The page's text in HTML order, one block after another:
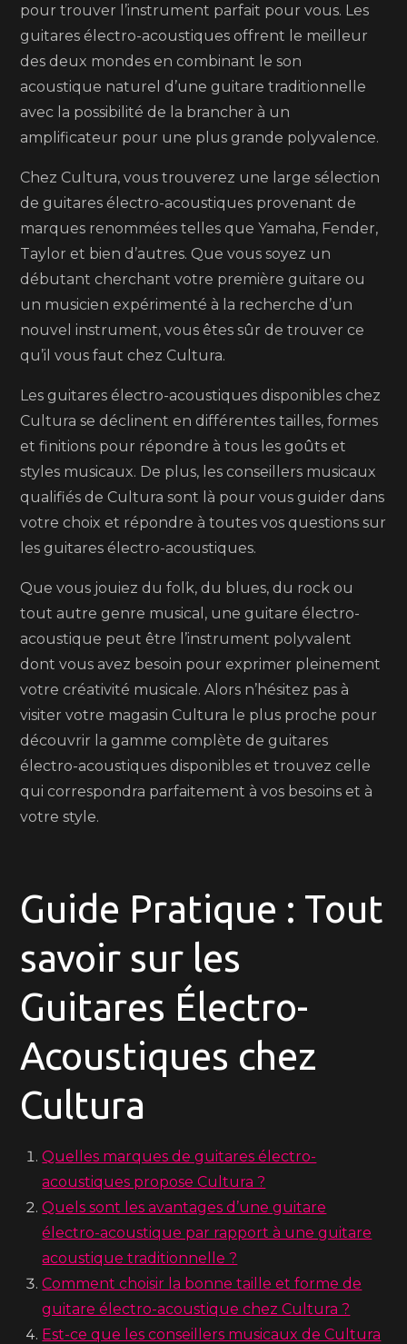
pour trouver l’instrument parfait pour vous. Les
guitares électro-acoustiques offrent le meilleur
des deux mondes en combinant le son
acoustique naturel d’une guitare traditionnelle
avec la possibilité de la brancher à un
amplificateur pour une plus grande polyvalence.
Chez Cultura, vous trouverez une large sélection
de guitares électro-acoustiques provenant de
marques renommées telles que Yamaha, Fender,
Taylor et bien d’autres. Que vous soyez un
débutant cherchant votre première guitare ou
un musicien expérimenté à la recherche d’un
nouvel instrument, vous êtes sûr de trouver ce
qu’il vous faut chez Cultura.
Les guitares électro-acoustiques disponibles chez
Cultura se déclinent en différentes tailles, formes
et finitions pour répondre à tous les goûts et
styles musicaux. De plus, les conseillers musicaux
qualifiés de Cultura sont là pour vous guider dans
votre choix et répondre à toutes vos questions sur
les guitares électro-acoustiques.
Que vous jouiez du folk, du blues, du rock ou
tout autre genre musical, une guitare électro-
acoustique peut être l’instrument polyvalent
dont vous avez besoin pour exprimer pleinement
votre créativité musicale. Alors n’hésitez pas à
visiter votre magasin Cultura le plus proche pour
découvrir la gamme complète de guitares
électro-acoustiques disponibles et trouvez celle
qui correspondra parfaitement à vos besoins et à
votre style.
Guide Pratique : Tout
savoir sur les
Guitares Électro-
Acoustiques chez
Cultura
Quelles marques de guitares électro-
acoustiques propose Cultura ?
Quels sont les avantages d’une guitare
électro-acoustique par rapport à une guitare
acoustique traditionnelle ?
Comment choisir la bonne taille et forme de
guitare électro-acoustique chez Cultura ?
Est-ce que les conseillers musicaux de Cultura